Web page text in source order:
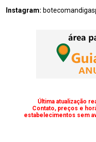
Instagram:
Última atualização
Contato, preços e
estabelecimentos sem